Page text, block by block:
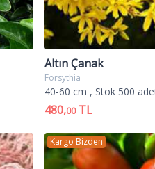
Altın Çanak
Forsythia
40-60 cm , Stok 500
480,00TL
Kargo Bizden